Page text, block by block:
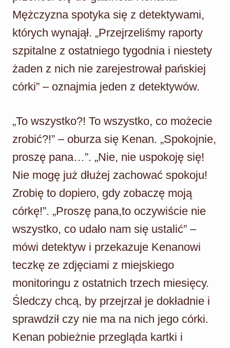
Mężczyzna spotyka się z detektywami,
których wynajął. „Przejrzeliśmy raporty
szpitalne z ostatniego tygodnia i niestety
żaden z nich nie zarejestrował pańskiej
córki” – oznajmia jeden z detektywów.
„To wszystko?! To wszystko, co możecie
zrobić?!” – oburza się Kenan. „Spokojnie,
proszę pana…”. „Nie, nie uspokoję się!
Nie mogę już dłużej zachować spokoju!
Zrobię to dopiero, gdy zobaczę moją
córkę!”. „Proszę pana,to oczywiście nie
wszystko, co udało nam się ustalić” –
mówi detektyw i przekazuje Kenanowi
teczkę ze zdjęciami z miejskiego
monitoringu z ostatnich trzech miesięcy.
Śledczy chcą, by przejrzał je dokładnie i
sprawdził czy nie ma na nich jego córki.
Kenan pobieżnie przegląda kartki i